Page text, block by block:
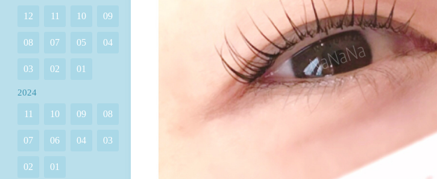
12 11 10 09
08 07 05 04
03 02 01
2024
11 10 09 08
07 06 04 03
02 01